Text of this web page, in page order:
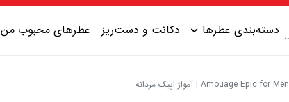
دسته‌بندی عطرها دکانت و دست‌ریز عطرهای محبوب من
Amouage Epic for Men | آمواژ اپیک مردانه